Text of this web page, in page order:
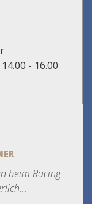
- 16.00
beim Racing